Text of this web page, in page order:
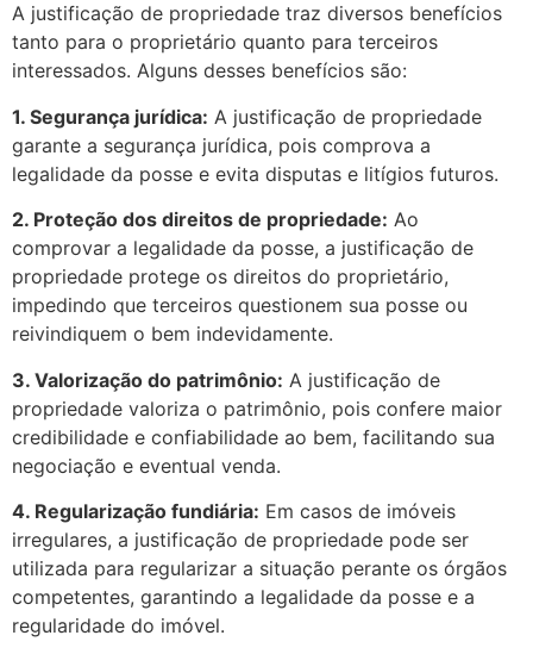
A justificação de propriedade traz diversos benefícios
tanto para o proprietário quanto para terceiros
interessados. Alguns desses benefícios são:
1. Segurança jurídica: A justificação de propriedade
garante a segurança jurídica, pois comprova a
legalidade da posse e evita disputas e litígios futuros.
2. Proteção dos direitos de propriedade: Ao
comprovar a legalidade da posse, a justificação de
propriedade protege os direitos do proprietário,
impedindo que terceiros questionem sua posse ou
reivindiquem o bem indevidamente.
3. Valorização do patrimônio: A justificação de
propriedade valoriza o patrimônio, pois confere maior
credibilidade e confiabilidade ao bem, facilitando sua
negociação e eventual venda.
4. Regularização fundiária: Em casos de imóveis
irregulares, a justificação de propriedade pode ser
utilizada para regularizar a situação perante os órgãos
competentes, garantindo a legalidade da posse e a
regularidade do imóvel.